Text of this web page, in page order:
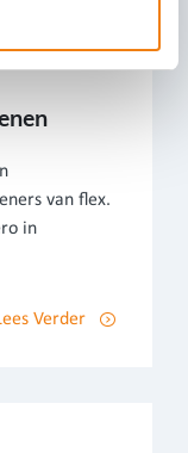
van flex.
in
Verder